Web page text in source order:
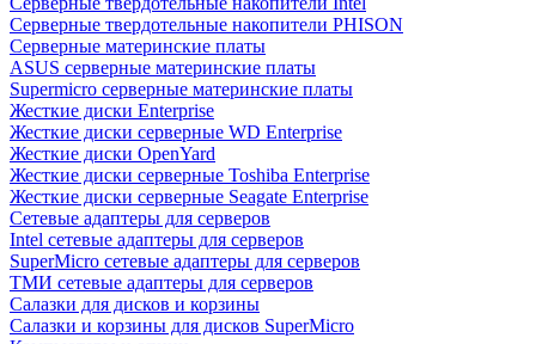
Cерверные твердотельные накопители PHISON
Серверные материнские платы
ASUS серверные материнские платы
Supermicro серверные материнские платы
Жесткие диски Enterprise
Жесткие диски серверные WD Enterprise
Жесткие диски OpenYard
Жесткие диски серверные Toshiba Enterprise
Жесткие диски серверные Seagate Enterprise
Сетевые адаптеры для серверов
Intel сетевые адаптеры для серверов
SuperMicro сетевые адаптеры для серверов
ТМИ сетевые адаптеры для серверов
Салазки для дисков и корзины
Салазки и корзины для дисков SuperMicro